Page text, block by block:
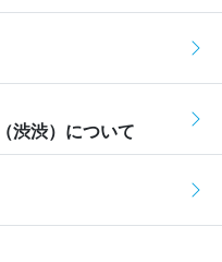
渋渋）について